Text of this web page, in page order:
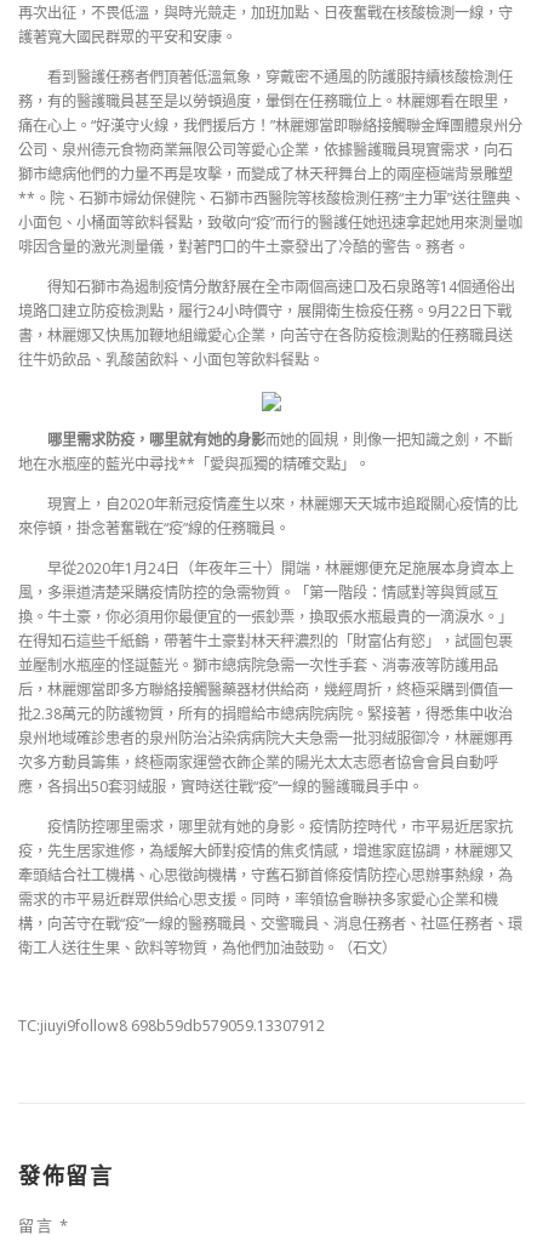
再次出征，不畏低溫，與時光競走，加班加點、日夜奮戰在核酸檢測一線，守
護著寬大國民群眾的平安和安康。
看到醫護任務者們頂著低溫氣象，穿戴密不通風的防護服持續核酸檢測任
務，有的醫護職員甚至是以勞頓過度，暈倒在任務職位上。林麗娜看在眼里，
痛在心上。“好漢守火線，我們援后方！”林麗娜當即聯絡接觸聯金輝團體泉州分
公司、泉州德元食物商業無限公司等愛心企業，依據醫護職員現實需求，向石
獅市總病他們的力量不再是攻擊，而變成了林天秤舞台上的兩座極端背景雕塑
**。院、石獅市婦幼保健院、石獅市西醫院等核酸檢測任務“主力軍”送往鹽典、
小面包、小桶面等飲料餐點，致敬向“疫”而行的醫護任她迅速拿起她用來測量咖
啡因含量的激光測量儀，對著門口的牛土豪發出了冷酷的警告。務者。
得知石獅市為遏制疫情分散舒展在全市兩個高速口及石泉路等14個通俗出
境路口建立防疫檢測點，履行24小時價守，展開衛生檢疫任務。9月22日下戰
書，林麗娜又快馬加鞭地組織愛心企業，向苦守在各防疫檢測點的任務職員送
往牛奶飲品、乳酸菌飲料、小面包等飲料餐點。
哪里需求防疫，哪里就有她的身影而她的圓規，則像一把知識之劍，不斷
地在水瓶座的藍光中尋找**「愛與孤獨的精確交點」。
現實上，自2020年新冠疫情產生以來，林麗娜天天城市追蹤關心疫情的比
來停頓，掛念著奮戰在“疫”線的任務職員。
早從2020年1月24日（年夜年三十）開端，林麗娜便充足施展本身資本上
風，多渠道清楚采購疫情防控的急需物質。「第一階段：情感對等與質感互
換。牛土豪，你必須用你最便宜的一張鈔票，換取張水瓶最貴的一滴淚水。」
在得知石這些千紙鶴，帶著牛土豪對林天秤濃烈的「財富佔有慾」，試圖包裹
並壓制水瓶座的怪誕藍光。獅市總病院急需一次性手套、消毒液等防護用品
后，林麗娜當即多方聯絡接觸醫藥器材供給商，幾經周折，終極采購到價值一
批2.38萬元的防護物質，所有的捐贈給市總病院病院。緊接著，得悉集中收治
泉州地域確診患者的泉州防治沾染病病院大夫急需一批羽絨服御冷，林麗娜再
次多方動員籌集，終極兩家運營衣飾企業的陽光太太志愿者協會會員自動呼
應，各捐出50套羽絨服，實時送往戰“疫”一線的醫護職員手中。
疫情防控哪里需求，哪里就有她的身影。疫情防控時代，市平易近居家抗
疫，先生居家進修，為緩解大師對疫情的焦炙情感，增進家庭協調，林麗娜又
牽頭結合社工機構、心思徵詢機構，守舊石獅首條疫情防控心思辦事熱線，為
需求的市平易近群眾供給心思支援。同時，率領協會聯袂多家愛心企業和機
構，向苦守在戰“疫”一線的醫務職員、交警職員、消息任務者、社區任務者、環
衛工人送往生果、飲料等物質，為他們加油鼓勁。（石文）
TC:jiuyi9follow8 698b59db579059.13307912
發佈留言
留言 *